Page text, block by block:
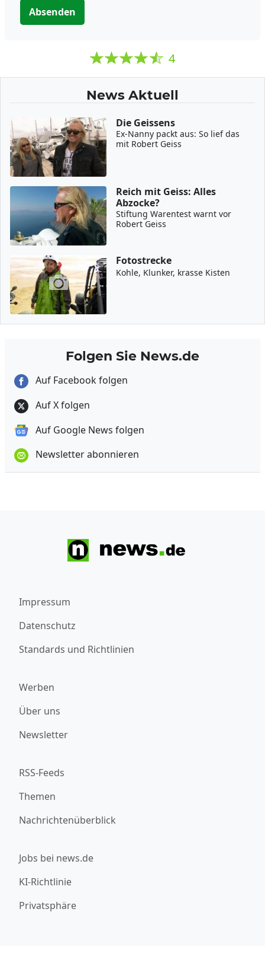
Absenden
4
News Aktuell
Die Geissens
Ex-Nanny packt aus: So lief das
mit Robert Geiss
Reich mit Geiss: Alles
Abzocke?
Stiftung Warentest warnt vor
Robert Geiss
Fotostrecke
Kohle, Klunker, krasse Kisten
Folgen Sie News.de
Auf Facebook folgen
Auf X folgen
Auf Google News folgen
Newsletter abonnieren
Impressum
Datenschutz
Standards und Richtlinien
Werben
Über uns
Newsletter
RSS-Feeds
Themen
Nachrichtenüberblick
Jobs bei news.de
KI-Richtlinie
Privatsphäre